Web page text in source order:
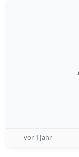
vor 1 Jahr